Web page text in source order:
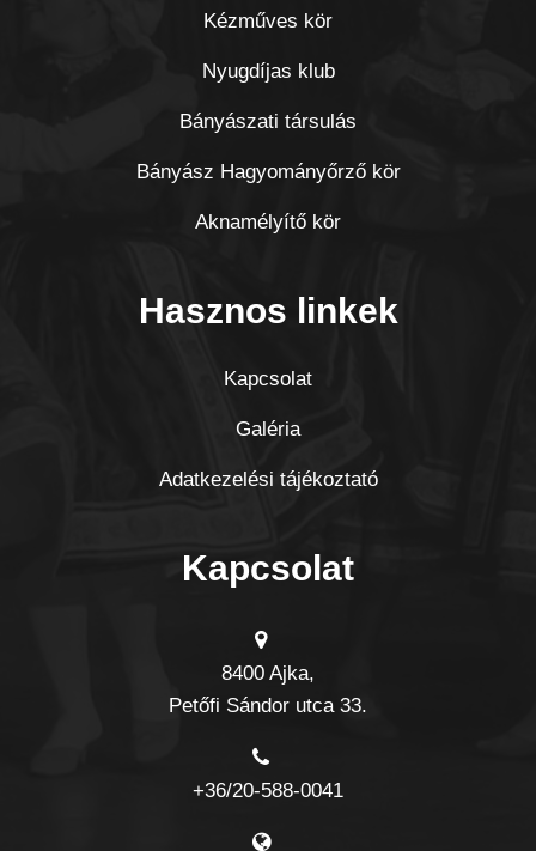
Kézműves kör
Nyugdíjas klub
Bányászati társulás
Bányász Hagyományőrző kör
Aknamélyítő kör
Hasznos linkek
Kapcsolat
Galéria
Adatkezelési tájékoztató
Kapcsolat
8400 Ajka,
Petőfi Sándor utca 33.
+36/20-588-0041